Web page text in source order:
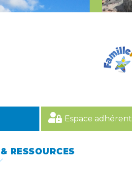
Espace adhérent
RESSOURCES